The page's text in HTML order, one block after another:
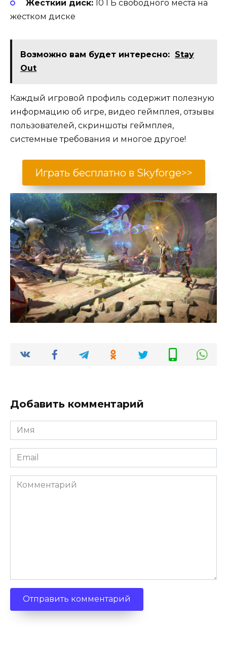
Жесткий диск:10 ГБ свободного места на
жестком диске
Возможно вам будет интересно: Stay
Out
Каждый игровой профиль содержит полезную
информацию об игре, видео геймплея, отзывы
пользователей, скриншоты геймплея,
системные требования и многое другое!
Играть бесплатно в Skyforge>>
Добавить комментарий
Имя
*
Email
*
Комментарий